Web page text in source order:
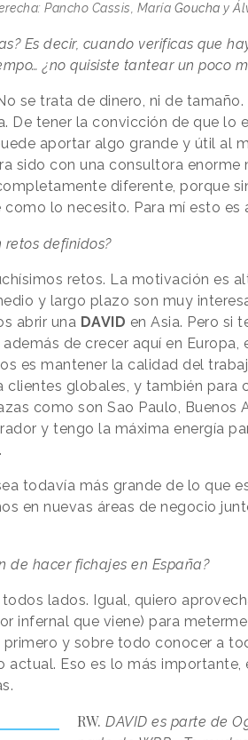
Pancho Cassis, María Goucha y
Es decir, cuando verificas que
¿no quisiste tantear un poco
se trata de dinero, ni de
De tener la convicción de que lo
aportar algo grande y útil al
sido con una consultora enorme
diferente, porque
lo necesito. Para mí esto es
retos definidos?
retos. La motivación es
y largo plazo son muy
abrir una DAVID en Asia. Pero si
de crecer aquí en Europa,
es mantener la calidad del
clientes globales, y también para
como son Sao Paulo, Buenos
y tengo la máxima energía
todavía más grande de lo que
en nuevas áreas de negocio
de hacer fichajes en España?
todos lados. Igual, quiero
infernal que viene) para
y sobre todo conocer a
actual. Eso es lo más importante,
RW. DAVID es parte de